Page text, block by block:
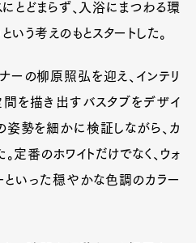
とどまらず、入浴にまつわる環
いう考えのもとスタートした。
ーの柳原照弘を迎え、インテリ
を描き出すバスタブをデザイ
姿勢を細かに検証しながら、カ
定番のホワイトだけでなく、ウォ
といった穏やかな色調のカラー